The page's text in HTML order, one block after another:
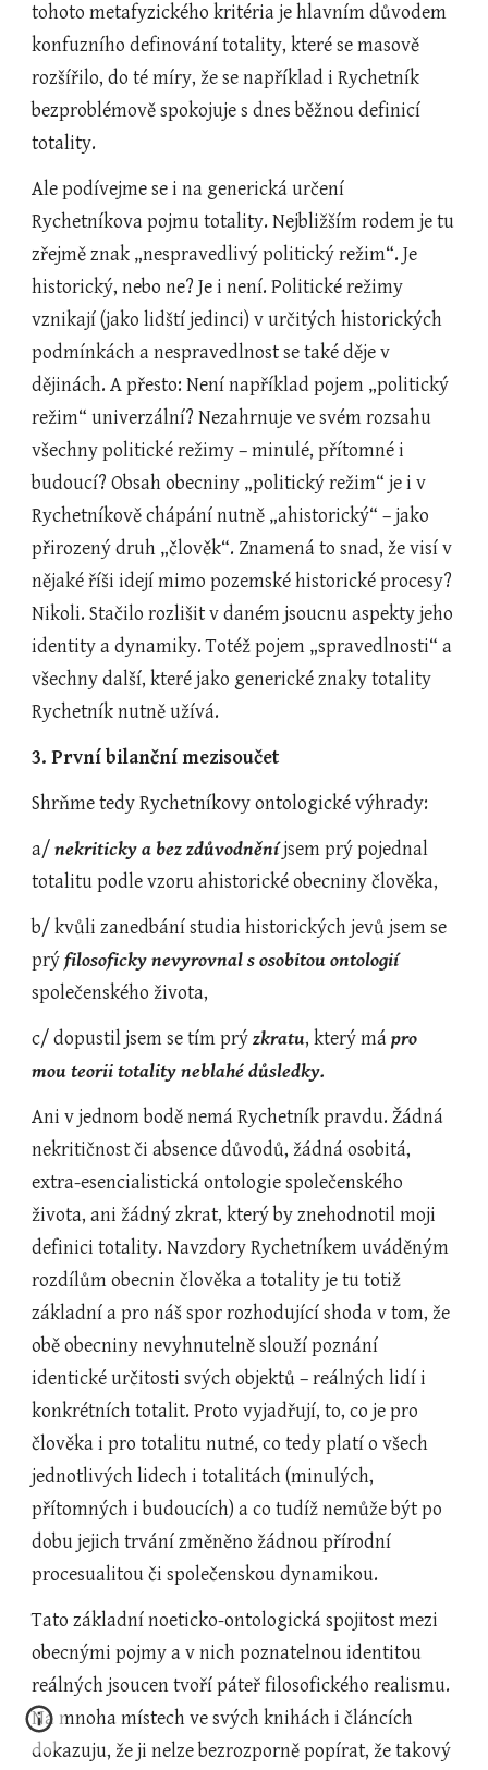
tohoto metafyzického kritéria je hlavním důvodem
konfuzního definování totality, které se masově
rozšířilo, do té míry, že se například i Rychetník
bezproblémově spokojuje s dnes běžnou definicí
totality.
Ale podívejme se i na generická určení
Rychetníkova pojmu totality. Nejbližším rodem je tu
zřejmě znak „nespravedlivý politický režim“. Je
historický, nebo ne? Je i není. Politické režimy
vznikají (jako lidští jedinci) v určitých historických
podmínkách a nespravedlnost se také děje v
dějinách. A přesto: Není například pojem „politický
režim“ univerzální? Nezahrnuje ve svém rozsahu
všechny politické režimy – minulé, přítomné i
budoucí? Obsah obecniny „politický režim“ je i v
Rychetníkově chápání nutně „ahistorický“ – jako
přirozený druh „člověk“. Znamená to snad, že visí v
nějaké říši idejí mimo pozemské historické procesy?
Nikoli. Stačilo rozlišit v daném jsoucnu aspekty jeho
identity a dynamiky. Totéž pojem „spravedlnosti“ a
všechny další, které jako generické znaky totality
Rychetník nutně užívá.
3. První bilanční mezisoučet
Shrňme tedy Rychetníkovy ontologické výhrady:
a/ nekriticky a bez zdůvodnění jsem prý pojednal
totalitu podle vzoru ahistorické obecniny člověka,
b/ kvůli zanedbání studia historických jevů jsem se
prý filosoficky nevyrovnal s osobitou ontologií
společenského života,
c/ dopustil jsem se tím prý zkratu, který má pro
mou teorii totality neblahé důsledky.
Ani v jednom bodě nemá Rychetník pravdu. Žádná
nekritičnost či absence důvodů, žádná osobitá,
extra-esencialistická ontologie společenského
života, ani žádný zkrat, který by znehodnotil moji
definici totality. Navzdory Rychetníkem uváděným
rozdílům obecnin člověka a totality je tu totiž
základní a pro náš spor rozhodující shoda v tom, že
obě obecniny nevyhnutelně slouží poznání
identické určitosti svých objektů – reálných lidí i
konkrétních totalit. Proto vyjadřují, to, co je pro
člověka i pro totalitu nutné, co tedy platí o všech
jednotlivých lidech i totalitách (minulých,
přítomných i budoucích) a co tudíž nemůže být po
dobu jejich trvání změněno žádnou přírodní
procesualitou či společenskou dynamikou.
Tato základní noeticko-ontologická spojitost mezi
obecnými pojmy a v nich poznatelnou identitou
reálných jsoucen tvoří páteř filosofického realismu.
Na mnoha místech ve svých knihách i článcích
dokazuju, že ji nelze bezrozporně popírat, že takový